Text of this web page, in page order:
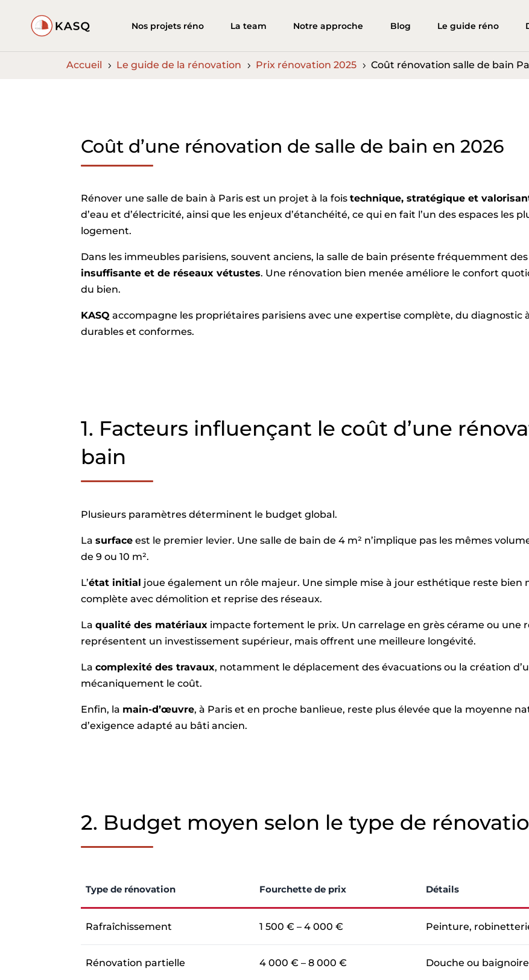
Nos projets réno La team Notre approche Blog Le guide réno
Accueil 5 Le guide de la rénovation 5 Prix rénovation 2025 5 Coût rénovation salle de bain
Coût d’une rénovation de salle de bain en 2026
Rénover une salle de bain à Paris est un projet à la foistechnique, stratégique et
d’eau et d’électricité, ainsi que les enjeux d’étanchéité, ce qui en fait l’un des espaces les
logement.
Dans les immeubles parisiens, souvent anciens, la salle de bain présente fréquemment des
insuffisante et de réseaux vétustes. Une rénovation bien menée améliore le confort
du bien.
KASQ accompagne les propriétaires parisiens avec une expertise complète, du diagnostic
durables et conformes.
1. Facteurs influençant le coût d’une
bain
Plusieurs paramètres déterminent le budget global.
Lasurface est le premier levier. Une salle de bain de 4 m² n’implique pas les mêmes
de 9 ou 10 m².
L’état initial joue également un rôle majeur. Une simple mise à jour esthétique reste bien
complète avec démolition et reprise des réseaux.
Laqualité des matériaux impacte fortement le prix. Un carrelage en grès cérame ou
représentent un investissement supérieur, mais offrent une meilleure longévité.
Lacomplexité des travaux, notamment le déplacement des évacuations ou la création
mécaniquement le coût.
Enfin, la main-d’œuvre, à Paris et en proche banlieue, reste plus élevée que la moyenne
d’exigence adapté au bâti ancien.
2. Budget moyen selon le type de
Type de rénovation Fourchette de prix Détails
Rafraîchissement 1 500 € – 4 000 € Peinture,
Rénovation partielle 4 000 € – 8 000 € Douche ou